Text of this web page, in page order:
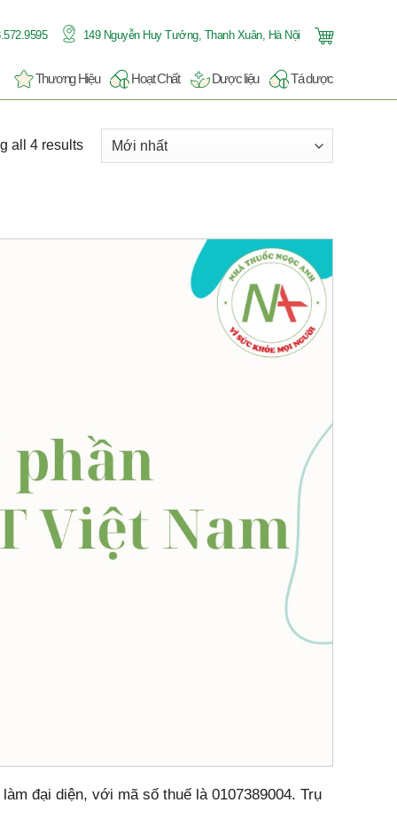
149 Nguyễn Huy Tưởng, Thanh Xuân, Hà Nội
Thương Hiệu Hoạt Chất Dược liệu Tá dược
all 4 results
đại diện, với mã số thuế là 0107389004. Trụ